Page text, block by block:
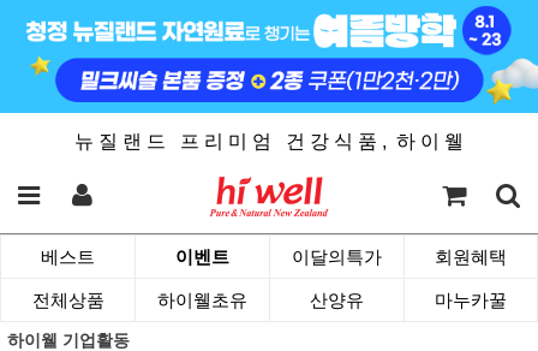
뉴 질 랜 드 프 리 미 엄 건 강 식 품 , 하 이 웰
베스트 이벤트 이달의특가 회원혜택
전체상품 하이웰초유 산양유 마누카꿀
하이웰 기업활동